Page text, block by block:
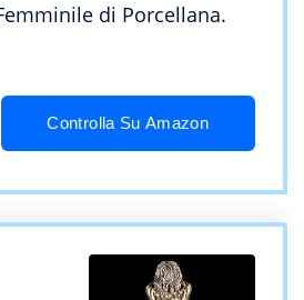
di Porcellana.
Controlla Su Amazon